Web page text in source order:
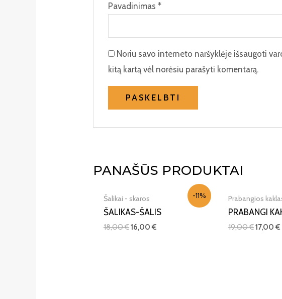
Pavadinimas *
Noriu savo interneto naršyklėje išsaugoti
kitą kartą vėl norėsiu parašyti komentarą.
PANAŠŪS PRODUKTAI
-11%
IŠPARDUOTA
Šalikai - skaros
ŠALIKAS-ŠALIS
18,00€16,00€
Prabangios
PRABANGI
19,00€17,00€